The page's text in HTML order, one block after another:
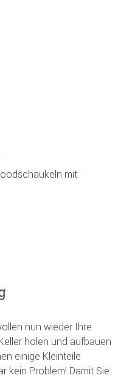
mit
nun wieder Ihre
holen und aufbauen
einige Kleinteile
kein Problem! Damit Sie